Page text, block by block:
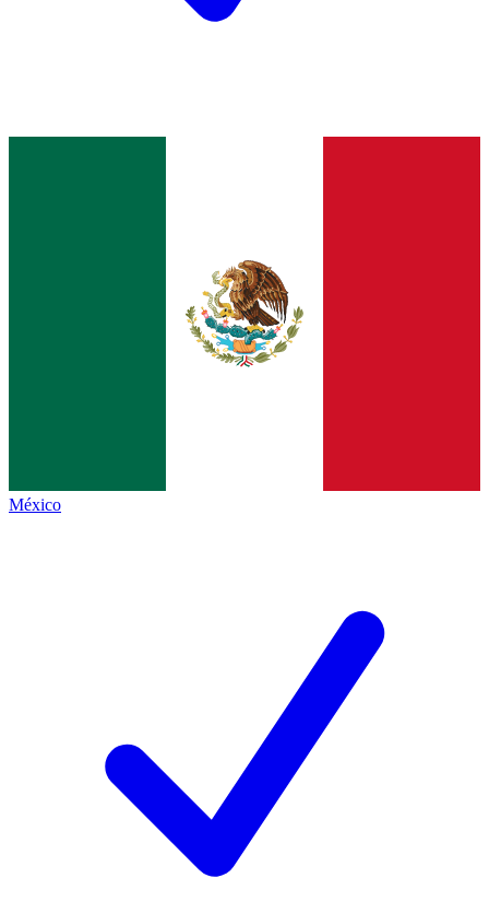
México